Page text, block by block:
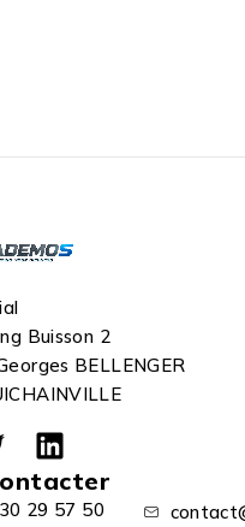
Buisson 2
BELLENGER
29 57 50